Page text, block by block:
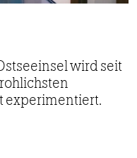
wird seit
experimentiert.